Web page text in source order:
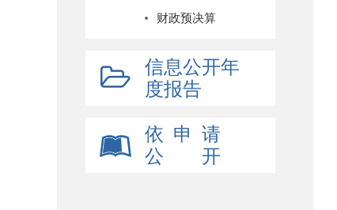
财政预决算
信息公开年
度报告
依 申 请
公 开